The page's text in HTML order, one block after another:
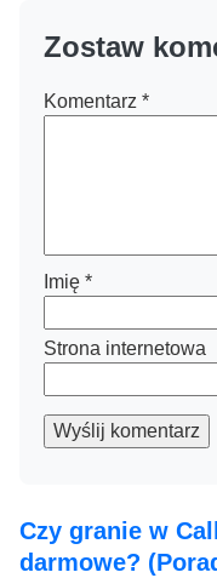
Zostaw
Komentarz *
Imię *
Strona internetowa
Wyślij komentarz
Czy granie w
darmowe?